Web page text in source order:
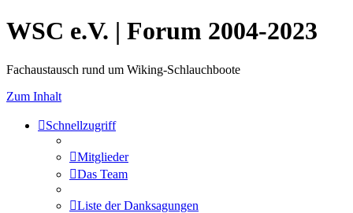
WSC e.V. | Forum 2004-2023
Fachaustausch rund um Wiking-Schlauchboote
Zum Inhalt
Schnellzugriff
Mitglieder
Das Team
Liste der Danksagungen